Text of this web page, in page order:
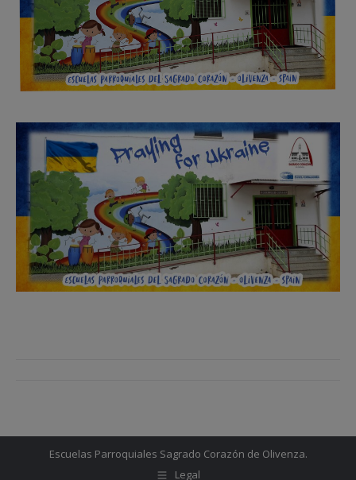
entradas
Escuelas Parroquiales Sagrado Corazón de Olivenza.
Legal